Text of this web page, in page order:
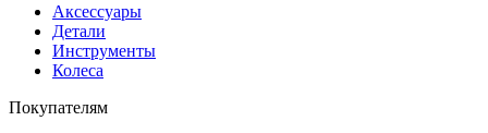
Аксессуары
Детали
Инструменты
Колеса
Покупателям